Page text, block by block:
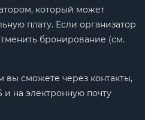
который может
плату. Если организатор
бронирование (см.
вы сможете через контакты,
и на электронную почту